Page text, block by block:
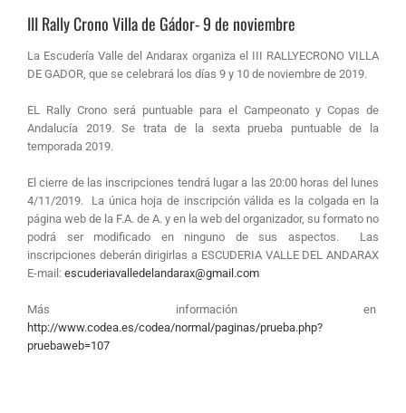
III Rally Crono Villa de Gádor- 9 de noviembre
La Escudería Valle del Andarax organiza el III RALLYECRONO VILLA
DE GADOR, que se celebrará los días 9 y 10 de noviembre de 2019.
EL Rally Crono será puntuable para el Campeonato y Copas de
Andalucía 2019. Se trata de la sexta prueba puntuable de la
temporada 2019.
El cierre de las inscripciones tendrá lugar a las 20:00 horas del lunes
4/11/2019. La única hoja de inscripción válida es la colgada en la
página web de la F.A. de A. y en la web del organizador, su formato no
podrá ser modificado en ninguno de sus aspectos. Las
inscripciones deberán dirigirlas a ESCUDERIA VALLE DEL ANDARAX
E-mail: escuderiavalledelandarax@gmail.com
Más información en
http://www.codea.es/codea/normal/paginas/prueba.php?
pruebaweb=107